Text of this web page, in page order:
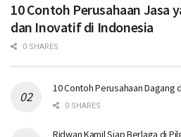
10 Contoh Perusahaan Jasa
dan Inovatif di Indonesia
0 SHARES
10 Contoh Perusahaan Dagang
0 SHARES
Ridwan Kamil Siap Berlaga di